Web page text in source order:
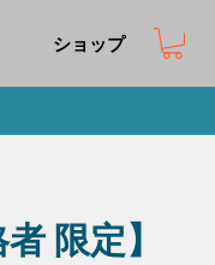
ショップ
限定】